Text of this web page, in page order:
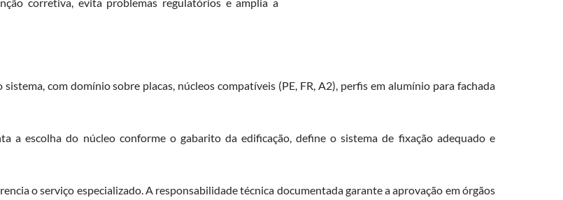
com domínio sobre placas, núcleos compatíveis (PE, FR, A2), perfis em alumínio para fachada
a escolha do núcleo conforme o gabarito da edificação, define o sistema de fixação adequado e
o serviço especializado. A responsabilidade técnica documentada garante a aprovação em órgãos